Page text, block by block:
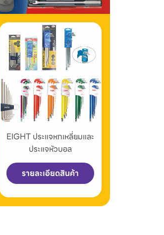
EIGHT ประแจหกเหลี่ยมและ
ประแจหัวบอล
รายละเอียดสินค้า